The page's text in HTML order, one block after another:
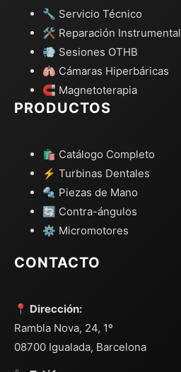
🔧 Servicio Técnico
🛠️ Reparación Instrumental
💨 Sesiones OTHB
🫁 Cámaras Hiperbáricas
🧲 Magnetoterapia
PRODUCTOS
🛍️ Catálogo Completo
⚡ Turbinas Dentales
🔩 Piezas de Mano
🔄 Contra-ángulos
⚙️ Micromotores
CONTACTO
📍 Dirección:
Rambla Nova, 24, 1º
08700 Igualada, Barcelona